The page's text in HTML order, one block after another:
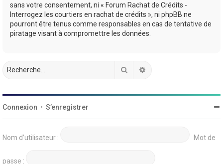
sans votre consentement, ni « Forum Rachat de Crédits -
Interrogez les courtiers en rachat de crédits », ni phpBB ne
pourront être tenus comme responsables en cas de tentative de
piratage visant à compromettre les données.
Rechercher
Connexion • S’enregistrer
Nom d’utilisateur : Mot de
passe :